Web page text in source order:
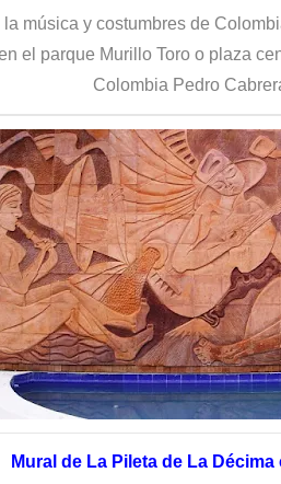
música y costumbres de
el parque Murillo Toro o plaza
Colombia Pedro
Mural de La Pileta de La